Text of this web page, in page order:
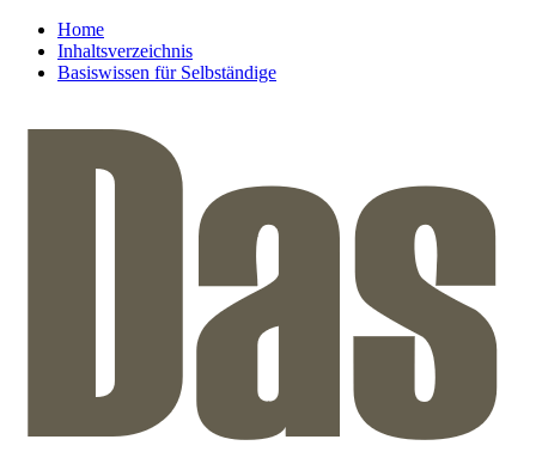
Home
Inhaltsverzeichnis
Basiswissen für Selbständige